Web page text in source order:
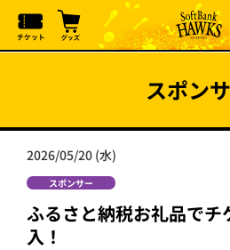
スポン
2026/05/20 (水)
スポンサー
ふるさと納税お礼品でチ
入！